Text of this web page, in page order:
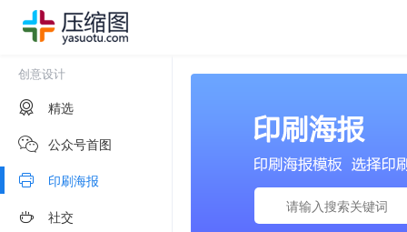
创意设计
精选
公众号首图
印刷海报
社交